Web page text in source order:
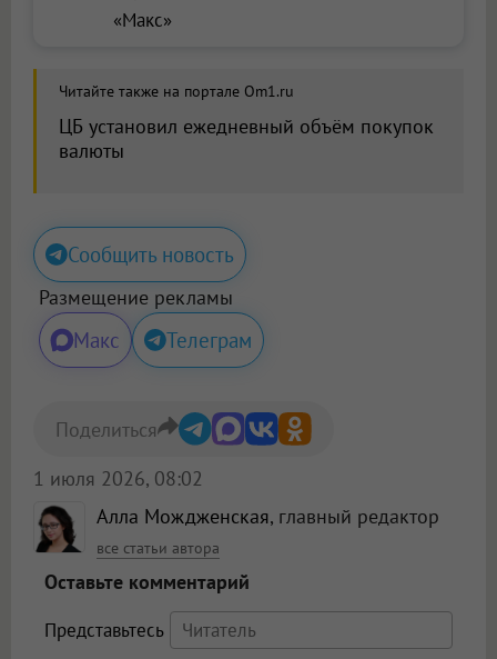
«Макс»
Читайте также на портале Om1.ru
ЦБ установил ежедневный объём покупок
валюты
Сообщить новость
Размещение рекламы
Макс Телеграм
Алла Мождженская, главный редактор
все статьи автора
1 июля 2026, 08:02
Поделиться
Оставьте комментарий
Представьтесь